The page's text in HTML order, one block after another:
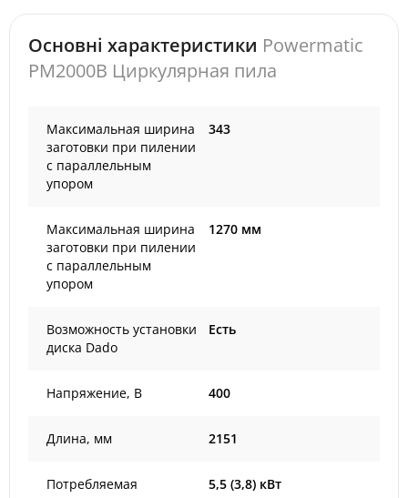
Основні характеристики Powermatic
PM2000B Циркулярная пила
Максимальная ширина
заготовки при пилении
с параллельным
упором
343
Максимальная ширина
заготовки при пилении
с параллельным
упором
1270 мм
Возможность установки
диска Dado
Есть
Напряжение, В 400
Длина, мм 2151
Потребляемая
5,5 (3,8) кВт